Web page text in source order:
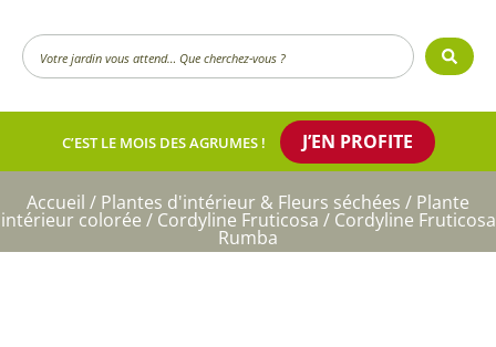
Search
...
C’EST LE MOIS DES AGRUMES ! J’EN PROFITE
Accueil / Plantes d'intérieur & Fleurs séchées / Plante
intérieur colorée / Cordyline Fruticosa / Cordyline Fruticosa
Rumba